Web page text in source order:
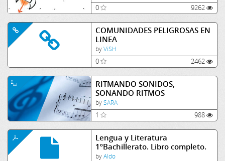
0 9262
COMUNIDADES PELIGROSAS EN
LINEA
byViSH
0 2462
RITMANDO SONIDOS,
SONANDO RITMOS
bySARA
1 988
Lengua y Literatura
1ºBachillerato. Libro completo.
byAldo